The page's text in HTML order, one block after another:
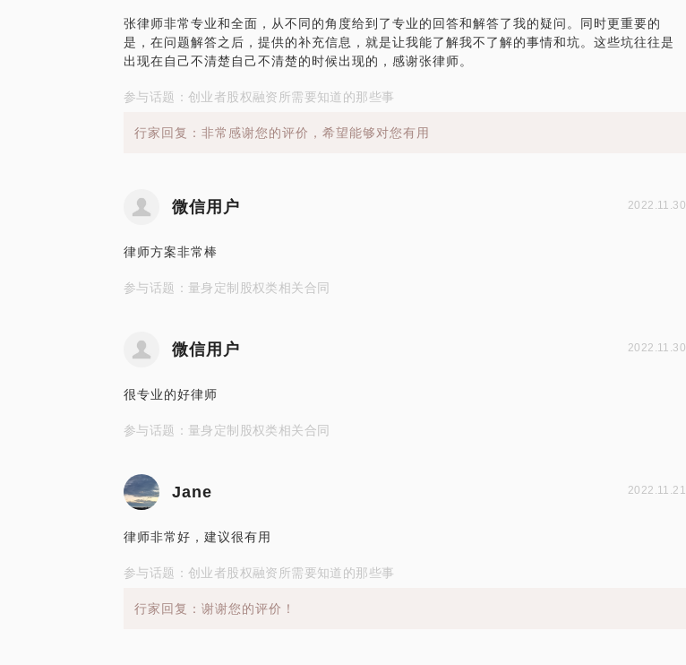
张律师非常专业和全面，从不同的角度给到了专业的回答和解答了我的疑问。同时更重要的
是，在问题解答之后，提供的补充信息，就是让我能了解我不了解的事情和坑。这些坑往往是
出现在自己不清楚自己不清楚的时候出现的，感谢张律师。
参与话题：创业者股权融资所需要知道的那些事
行家回复：非常感谢您的评价，希望能够对您有用
微信用户 2022.11.30
律师方案非常棒
参与话题：量身定制股权类相关合同
微信用户 2022.11.30
很专业的好律师
参与话题：量身定制股权类相关合同
Jane 2022.11.21
律师非常好，建议很有用
参与话题：创业者股权融资所需要知道的那些事
行家回复：谢谢您的评价！